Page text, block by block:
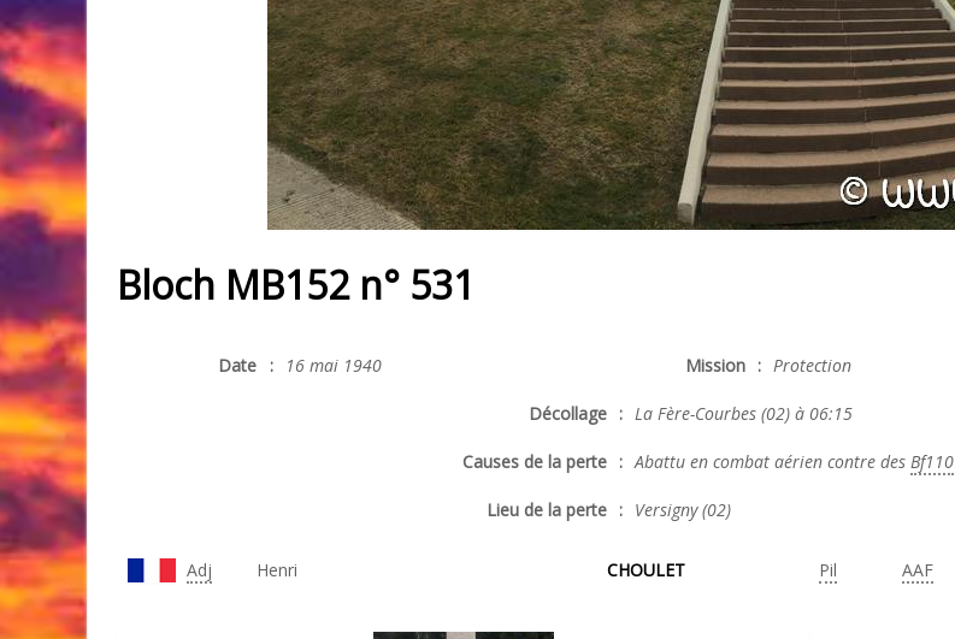
Bloch MB152 n° 531
Date
: 16 mai 1940 Mission : Protection
Décollage : La Fère-Courbes (02) à 06:15
Causes de la perte : Abattu en combat aérien contre des Bf110
Lieu de la perte : Versigny (02)
Adj Henri CHOULET Pil AAF